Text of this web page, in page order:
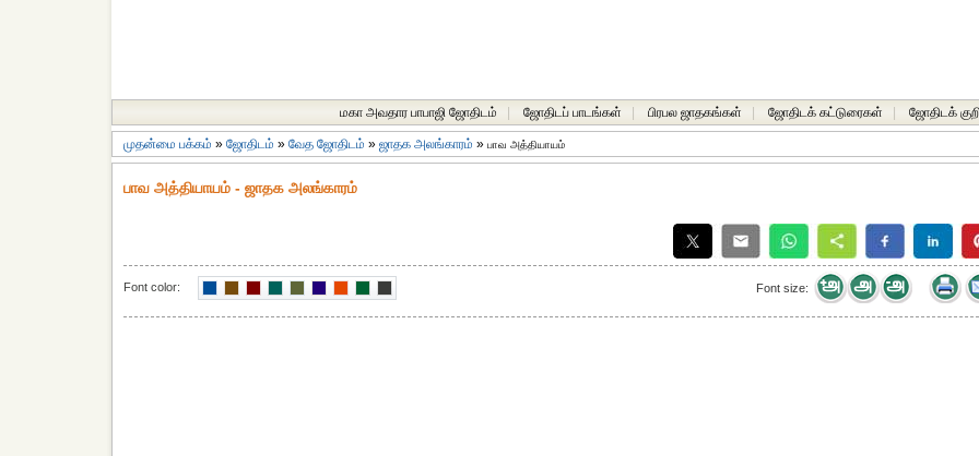
மகா அவதார பாபாஜி ஜோதிடம் ஜோதிடப் பாடங்கள் பிரபல ஜாதகங்கள் ஜோதிடக் கட்டுரைகள் ஜோதிடக்
முதன்மை பக்கம் » ஜோதிடம் » வேத ஜோதிடம் » ஜாதக அலங்காரம் » பாவ அத்தியாயம்
பாவ அத்தியாயம் - ஜாதக அலங்காரம்
Font color: Font size: